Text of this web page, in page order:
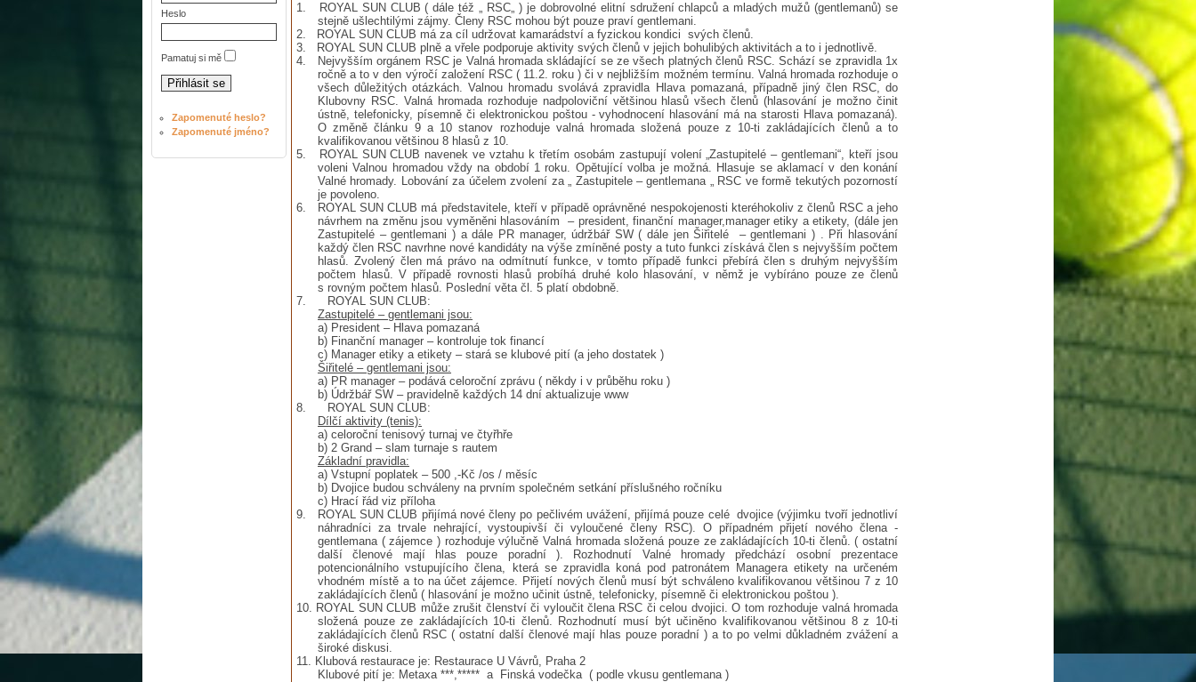
Heslo
Pamatuj si mě
Zapomenuté heslo?
Zapomenuté jméno?
1.
ROYAL SUN CLUB ( dále též „ RSC„ ) je dobrovolné elitní sdružení chlapců a mladých mužů (gentlemanů) se
stejně ušlechtilými zájmy. Členy RSC mohou být pouze praví gentlemani.
2. ROYAL SUN CLUB má za cíl udržovat kamarádství a fyzickou kondici svých členů.
3. ROYAL SUN CLUB plně a vřele podporuje aktivity svých členů v jejich bohulibých aktivitách a to i jednotlivě.
4. Nejvyšším orgánem RSC je Valná hromada skládající se ze všech platných členů RSC. Schází se zpravidla 1x
ročně a to v den výročí založení RSC ( 11.2. roku ) či v nejbližším možném termínu. Valná hromada rozhoduje o
všech důležitých otázkách. Valnou hromadu svolává zpravidla Hlava pomazaná, případně jiný člen RSC, do
Klubovny RSC. Valná hromada rozhoduje nadpoloviční většinou hlasů všech členů (hlasování je možno činit
ústně, telefonicky, písemně či elektronickou poštou - vyhodnocení hlasování má na starosti Hlava pomazaná).
O změně článku 9 a 10 stanov rozhoduje valná hromada složená pouze z 10-ti zakládajících členů a to
kvalifikovanou většinou 8 hlasů z 10.
5. ROYAL SUN CLUB navenek ve vztahu k třetím osobám zastupují volení „Zastupitelé – gentlemani“, kteří jsou
voleni Valnou hromadou vždy na období 1 roku. Opětující volba je možná. Hlasuje se aklamací v den konání
Valné hromady. Lobování za účelem zvolení za „ Zastupitele – gentlemana „ RSC ve formě tekutých pozorností
je povoleno.
6. ROYAL SUN CLUB má představitele, kteří v případě oprávněné nespokojenosti kteréhokoliv z členů RSC a jeho
návrhem na změnu jsou vyměněni hlasováním – president, finanční manager,manager etiky a etikety, (dále jen
Zastupitelé – gentlemani ) a dále PR manager, údržbář SW ( dále jen Šiřitelé – gentlemani ) . Při hlasování
každý člen RSC navrhne nové kandidáty na výše zmíněné posty a tuto funkci získává člen s nejvyšším počtem
hlasů. Zvolený člen má právo na odmítnutí funkce, v tomto případě funkci přebírá člen s druhým nejvyšším
počtem hlasů. V případě rovnosti hlasů probíhá druhé kolo hlasování, v němž je vybíráno pouze ze členů
s rovným počtem hlasů. Poslední věta čl. 5 platí obdobně.
7. ROYAL SUN CLUB:
Zastupitelé – gentlemani jsou:
a) President – Hlava pomazaná
b) Finanční manager – kontroluje tok financí
c) Manager etiky a etikety – stará se klubové pití (a jeho dostatek )
Šiřitelé – gentlemani jsou:
a) PR manager – podává celoroční zprávu ( někdy i v průběhu roku )
b) Údržbář SW – pravidelně každých 14 dní aktualizuje www
8. ROYAL SUN CLUB:
Dílčí aktivity (tenis):
a) celoroční tenisový turnaj ve čtyřhře
b) 2 Grand – slam turnaje s rautem
Základní pravidla:
a) Vstupní poplatek – 500 ,-Kč /os / měsíc
b) Dvojice budou schváleny na prvním společném setkání příslušného ročníku
c) Hrací řád viz příloha
9. ROYAL SUN CLUB přijímá nové členy po pečlivém uvážení, přijímá pouze celé dvojice (výjimku tvoří jednotliví
náhradníci za trvale nehrající, vystoupivší či vyloučené členy RSC). O případném přijetí nového člena -
gentlemana ( zájemce ) rozhoduje výlučně Valná hromada složená pouze ze zakládajících 10-ti členů. ( ostatní
další členové mají hlas pouze poradní ). Rozhodnutí Valné hromady předchází osobní prezentace
potencionálního vstupujícího člena, která se zpravidla koná pod patronátem Managera etikety na určeném
vhodném místě a to na účet zájemce. Přijetí nových členů musí být schváleno kvalifikovanou většinou 7 z 10
zakládajících členů ( hlasování je možno učinit ústně, telefonicky, písemně či elektronickou poštou ).
10. ROYAL SUN CLUB může zrušit členství či vyloučit člena RSC či celou dvojici. O tom rozhoduje valná hromada
složená pouze ze zakládajících 10-ti členů. Rozhodnutí musí být učiněno kvalifikovanou většinou 8 z 10-ti
zakládajících členů RSC ( ostatní další členové mají hlas pouze poradní ) a to po velmi důkladném zvážení a
široké diskusi.
11. Klubová restaurace je: Restaurace U Vávrů, Praha 2
Klubové pití je: Metaxa ***,***** a Finská vodečka ( podle vkusu gentlemana )